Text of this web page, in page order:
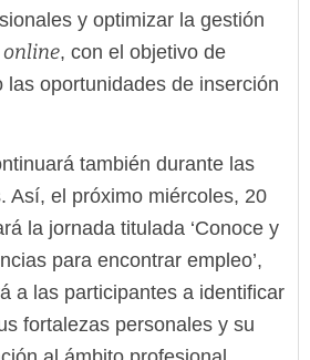
y optimizar la gestión
online, con el objetivo de
las oportunidades de inserción
también durante las
Así, el próximo miércoles, 20
la jornada titulada ‘Conoce y
para encontrar empleo’,
a las participantes a identificar
fortalezas personales y su